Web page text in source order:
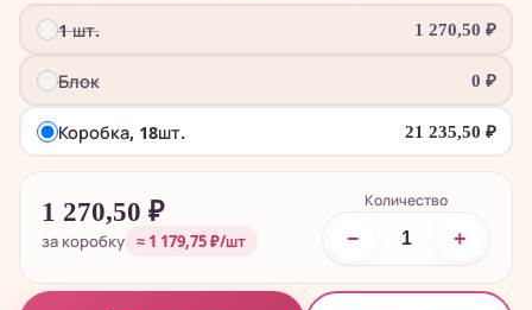
1 шт. 1 270,50 ₽
Блок 0 ₽
Коробка, 18шт. 21 235,50 ₽
1 270,50 ₽
за коробку ≈ 1 179,75 ₽/шт
Количество
− +